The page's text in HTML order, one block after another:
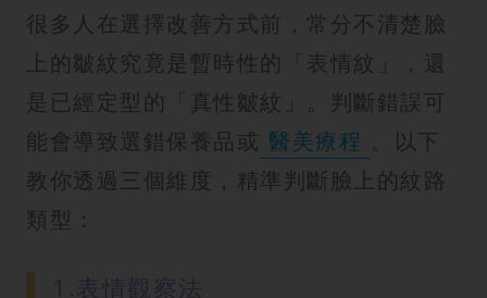
很多人在選擇改善方式前，常分不清楚臉
上的皺紋究竟是暫時性的「表情紋」，還
是已經定型的「真性皺紋」。判斷錯誤可
能會導致選錯保養品或 醫美療程
。以下
教你透過三個維度，精準判斷臉上的紋路
類型：